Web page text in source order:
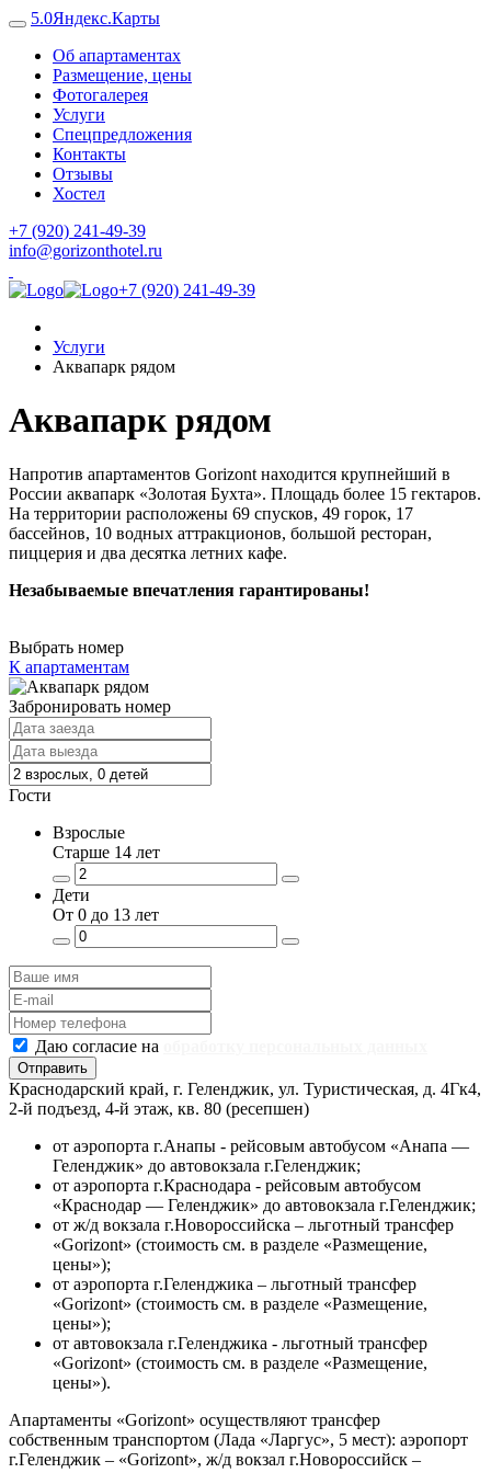
5.0Яндекс.Карты
Об апартаментах
Размещение, цены
Фотогалерея
Услуги
Спецпредложения
Контакты
Отзывы
Хостел
+7 (920) 241-49-39
info@gorizonthotel.ru
+7 (920) 241-49-39
Услуги
Аквапарк рядом
Аквапарк рядом
Напротив апартаментов Gorizont находится крупнейший в
России аквапарк «Золотая Бухта». Площадь более 15 гектаров.
На территории расположены 69 спусков, 49 горок, 17
бассейнов, 10 водных аттракционов, большой ресторан,
пиццерия и два десятка летних кафе.
Незабываемые впечатления гарантированы!
Выбрать номер
К апартаментам
Забронировать номер
Гости
Взрослые
Старше 14 лет
Дети
От 0 до 13 лет
Даю согласие на
Краснодарский край, г. Геленджик, ул. Туристическая, д. 4Гк4,
2-й подъезд, 4-й этаж, кв. 80 (ресепшен)
от аэропорта г.Анапы - рейсовым автобусом «Анапа —
Геленджик» до автовокзала г.Геленджик;
от аэропорта г.Краснодара - рейсовым автобусом
«Краснодар — Геленджик» до автовокзала г.Геленджик;
от ж/д вокзала г.Новороссийска – льготный трансфер
«Gorizont» (стоимость см. в разделе «Размещение,
цены»);
от аэропорта г.Геленджика – льготный трансфер
«Gorizont» (стоимость см. в разделе «Размещение,
цены»);
от автовокзала г.Геленджика - льготный трансфер
«Gorizont» (стоимость см. в разделе «Размещение,
цены»).
Апартаменты «Gorizont» осуществляют трансфер
собственным транспортом (Лада «Ларгус», 5 мест): аэропорт
г.Геленджик – «Gorizont», ж/д вокзал г.Новороссийск –